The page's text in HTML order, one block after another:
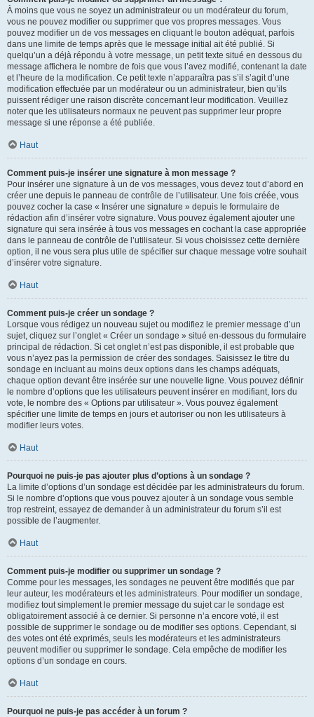
À moins que vous ne soyez un administrateur ou un modérateur du forum,
vous ne pouvez modifier ou supprimer que vos propres messages. Vous
pouvez modifier un de vos messages en cliquant le bouton adéquat, parfois
dans une limite de temps après que le message initial ait été publié. Si
quelqu’un a déjà répondu à votre message, un petit texte situé en dessous du
message affichera le nombre de fois que vous l’avez modifié, contenant la date
et l’heure de la modification. Ce petit texte n’apparaîtra pas s’il s’agit d’une
modification effectuée par un modérateur ou un administrateur, bien qu’ils
puissent rédiger une raison discrète concernant leur modification. Veuillez
noter que les utilisateurs normaux ne peuvent pas supprimer leur propre
message si une réponse a été publiée.
Haut
Comment puis-je insérer une signature à mon message ?
Pour insérer une signature à un de vos messages, vous devez tout d’abord en
créer une depuis le panneau de contrôle de l’utilisateur. Une fois créée, vous
pouvez cocher la case « Insérer une signature » depuis le formulaire de
rédaction afin d’insérer votre signature. Vous pouvez également ajouter une
signature qui sera insérée à tous vos messages en cochant la case appropriée
dans le panneau de contrôle de l’utilisateur. Si vous choisissez cette dernière
option, il ne vous sera plus utile de spécifier sur chaque message votre souhait
d’insérer votre signature.
Haut
Comment puis-je créer un sondage ?
Lorsque vous rédigez un nouveau sujet ou modifiez le premier message d’un
sujet, cliquez sur l’onglet « Créer un sondage » situé en-dessous du formulaire
principal de rédaction. Si cet onglet n’est pas disponible, il est probable que
vous n’ayez pas la permission de créer des sondages. Saisissez le titre du
sondage en incluant au moins deux options dans les champs adéquats,
chaque option devant être insérée sur une nouvelle ligne. Vous pouvez définir
le nombre d’options que les utilisateurs peuvent insérer en modifiant, lors du
vote, le nombre des « Options par utilisateur ». Vous pouvez également
spécifier une limite de temps en jours et autoriser ou non les utilisateurs à
modifier leurs votes.
Haut
Pourquoi ne puis-je pas ajouter plus d’options à un sondage ?
La limite d’options d’un sondage est décidée par les administrateurs du forum.
Si le nombre d’options que vous pouvez ajouter à un sondage vous semble
trop restreint, essayez de demander à un administrateur du forum s’il est
possible de l’augmenter.
Haut
Comment puis-je modifier ou supprimer un sondage ?
Comme pour les messages, les sondages ne peuvent être modifiés que par
leur auteur, les modérateurs et les administrateurs. Pour modifier un sondage,
modifiez tout simplement le premier message du sujet car le sondage est
obligatoirement associé à ce dernier. Si personne n’a encore voté, il est
possible de supprimer le sondage ou de modifier ses options. Cependant, si
des votes ont été exprimés, seuls les modérateurs et les administrateurs
peuvent modifier ou supprimer le sondage. Cela empêche de modifier les
options d’un sondage en cours.
Haut
Pourquoi ne puis-je pas accéder à un forum ?